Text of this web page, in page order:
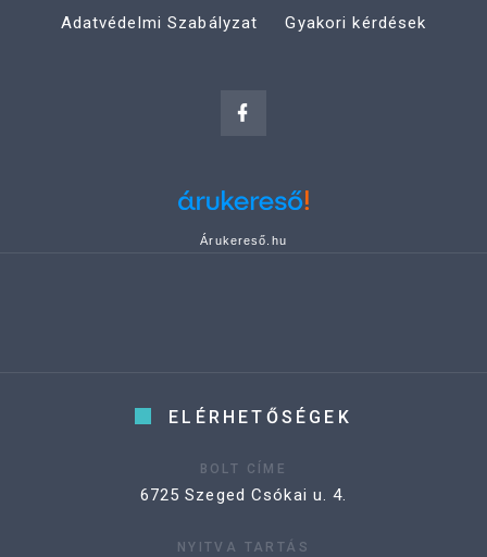
Adatvédelmi Szabályzat
Gyakori kérdések
Árukereső.hu
ELÉRHETŐSÉGEK
BOLT CÍME
6725 Szeged Csókai u. 4.
NYITVA TARTÁS